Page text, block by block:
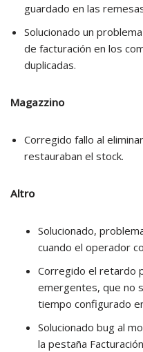
guardado en las
Solucionado un
de facturación en los
duplicadas.
Magazzino
Corregido fallo al
restauraban el stock.
Altro
Solucionado,
cuando el operador
Corregido el retardo
emergentes, que no
tiempo configurado
Solucionado bug al
la pestaña